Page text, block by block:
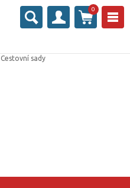
0
Cestovní sady